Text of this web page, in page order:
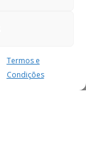
Termos e
Condições